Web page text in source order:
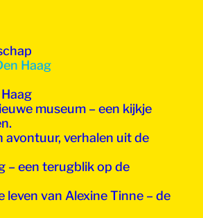
Haag
museum – een kijkje
avontuur, verhalen uit de
– een terugblik op de
leven van Alexine Tinne – de